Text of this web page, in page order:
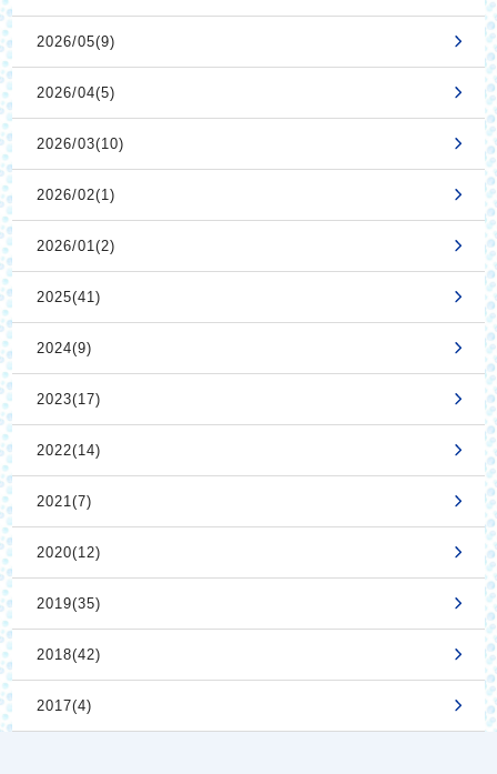
2026/05(9)
2026/04(5)
2026/03(10)
2026/02(1)
2026/01(2)
2025(41)
2024(9)
2023(17)
2022(14)
2021(7)
2020(12)
2019(35)
2018(42)
2017(4)